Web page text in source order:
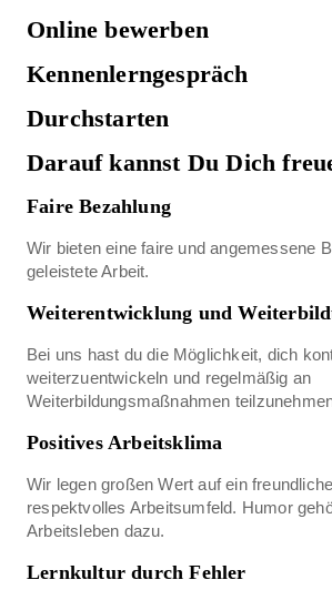
Online bewerben
Kennenlerngespräch
Durchstarten
Darauf kannst Du Dich
Faire Bezahlung
Wir bieten eine faire und angemessene
geleistete Arbeit.
Weiterentwicklung und
Bei uns hast du die Möglichkeit, dich
weiterzuentwickeln und regelmäßig an
Weiterbildungsmaßnahmen
Positives Arbeitsklima
Wir legen großen Wert auf ein
respektvolles Arbeitsumfeld. Humor
Arbeitsleben dazu.
Lernkultur durch Fehler